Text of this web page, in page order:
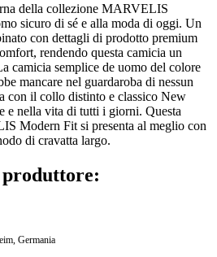
della collezione MARVELIS
sicuro di sé e alla moda di oggi. Un
con dettagli di prodotto premium
rendendo questa camicia un
camicia semplice de uomo del colore
mancare nel guardaroba di nessun
con il collo distinto e classico New
e nella vita di tutti i giorni. Questa
Modern Fit si presenta al meglio con
di cravatta largo.
Germania